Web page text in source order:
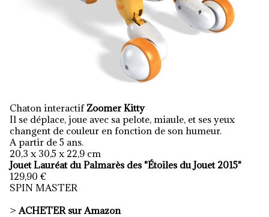
Chaton interactifZoomer Kitty
Il se déplace, joue avec sa pelote, miaule, et ses yeux
changent de couleur en fonction de son humeur.
A partir de 5 ans.
20,3 x 30,5 x 22,9 cm
Jouet Lauréat du Palmarès des "Étoiles du Jouet 2015"
129,90 €
SPIN MASTER
>ACHETER sur Amazon